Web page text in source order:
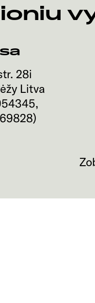
28i
Litva
,
)